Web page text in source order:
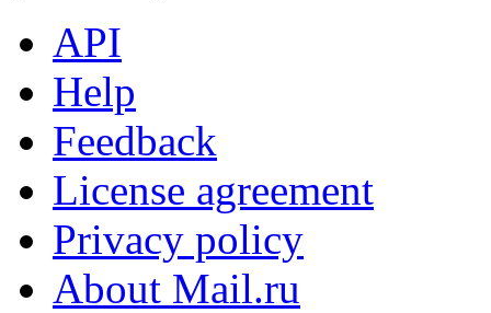
API
Help
Feedback
License agreement
Privacy policy
About Mail.ru